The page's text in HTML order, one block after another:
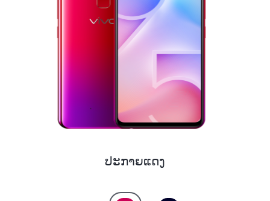
ປະກາຍແດງ